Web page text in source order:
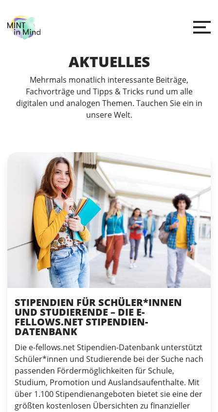
AKTUELLES
Mehrmals monatlich interessante Beiträge,
Fachvorträge und Tipps & Tricks rund um alle
digitalen und analogen Themen. Tauchen Sie ein in
unsere Welt.
STIPENDIEN FÜR SCHÜLER*INNEN
UND STUDIERENDE – DIE E-
FELLOWS.NET STIPENDIEN-
DATENBANK
Die e-fellows.net Stipendien-Datenbank unterstützt
Schüler*innen und Studierende bei der Suche nach
passenden Fördermöglichkeiten für Schule,
Studium, Promotion und Auslandsaufenthalte. Mit
über 1.100 Stipendienangeboten bietet sie eine der
größten kostenlosen Übersichten zu finanzieller